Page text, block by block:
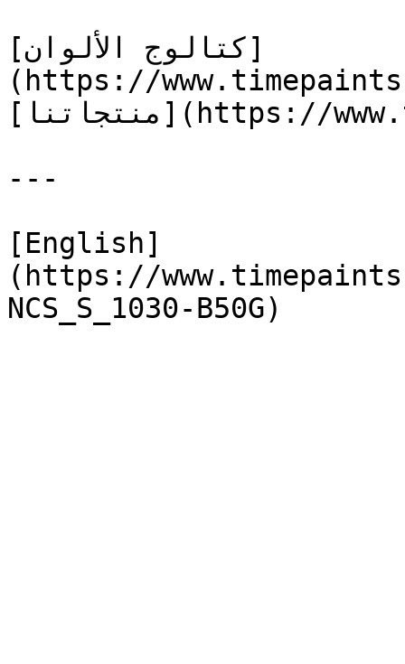
[كتالوج الألوان]
(https://
[منتجاتنا](https://www.timepaints.com/ar/products)
---
[English]
(https://
NCS_S_1030-B50G)